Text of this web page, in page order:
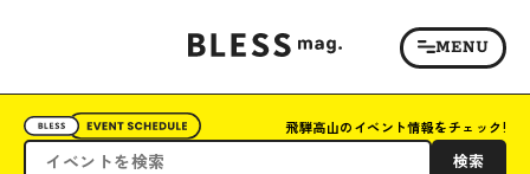
飛騨高山のイベント情報をチェック!
検索